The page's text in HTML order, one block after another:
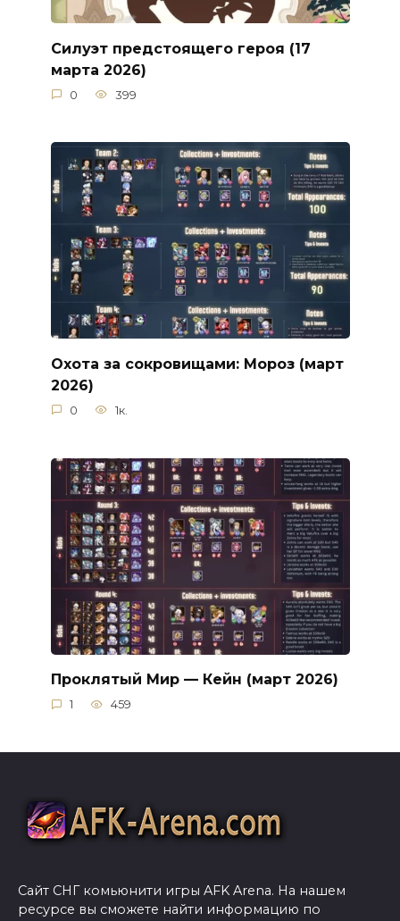
Силуэт предстоящего героя (17
марта 2026)
0 399
Охота за сокровищами: Мороз (март
2026)
0 1к.
Проклятый Мир — Кейн (март 2026)
1 459
Сайт СНГ комьюнити игры AFK Arena. На нашем
ресурсе вы сможете найти информацию по